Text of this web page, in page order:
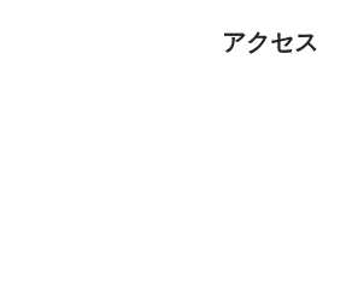
アクセス